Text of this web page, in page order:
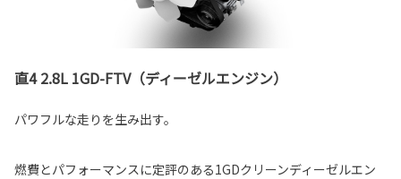
直4 2.8L 1GD-FTV（ディーゼルエンジン）
パワフルな走りを生み出す。
燃費とパフォーマンスに定評のある1GDクリーンディーゼルエン